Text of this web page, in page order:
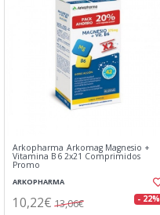
Arkopharma Arkomag Magnesio +
Vitamina B6 2x21 Comprimidos
Promo
ARKOPHARMA
10,22€ 13,06€ - 22%